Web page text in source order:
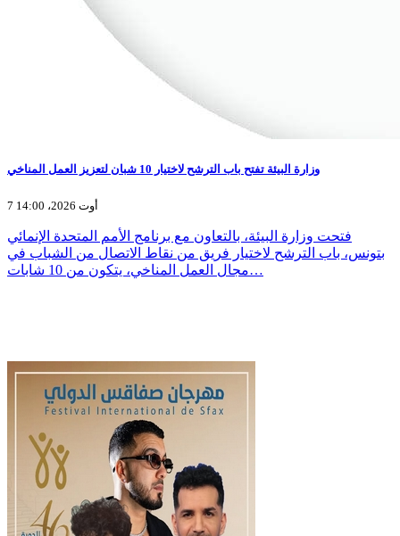
وزارة البيئة تفتح باب الترشح لاختيار 10 شبان لتعزيز العمل المناخي
7 أوت 2026، 14:00
فتحت وزارة البيئة، بالتعاون مع برنامج الأمم المتحدة الإنمائي
بتونس، باب الترشح لاختيار فريق من نقاط الاتصال من الشباب في
مجال العمل المناخي، يتكون من 10 شابات…